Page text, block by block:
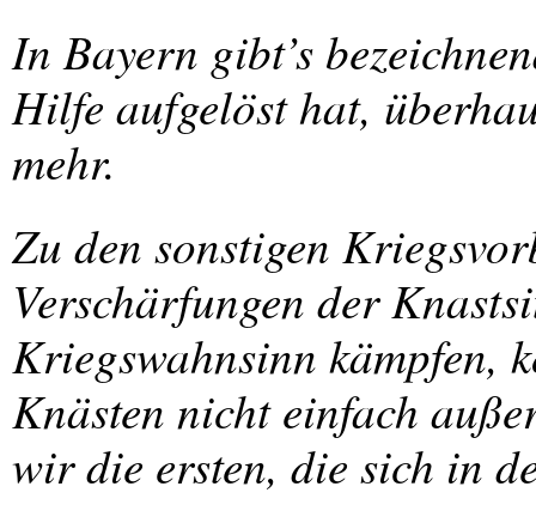
In Bayern gibt’s
Hilfe aufgelöst hat,
mehr.
Zu den sonstigen
Verschärfungen der
Kriegswahnsinn kämpfen,
Knästen nicht einfach
wir die ersten, die sich in